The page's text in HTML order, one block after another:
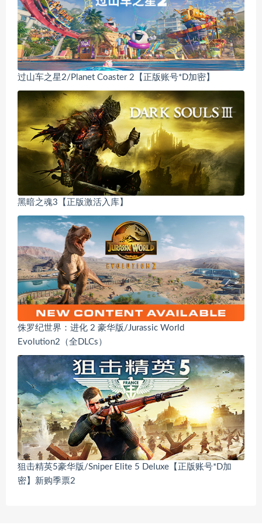
过山车之星2/Planet Coaster 2【正版账号*D加密】
黑暗之魂3【正版激活入库】
侏罗纪世界：进化 2 豪华版/Jurassic World
Evolution2（全DLCs）
狙击精英5豪华版/Sniper Elite 5 Deluxe【正版账号*D加
密】新购季票2